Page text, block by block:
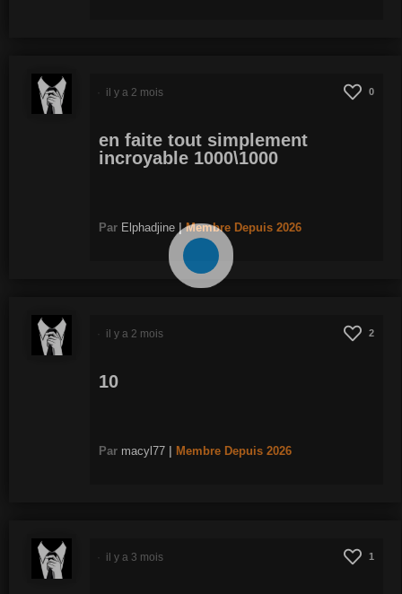
0
en faite tout simplement
incroyable 1000\1000
Par Elphadjine |Membre Depuis 2026
il y a 2 mois
2
10
Par macyl77 Membre Depuis 2026
il y a 2 mois
1
il y a 3 mois